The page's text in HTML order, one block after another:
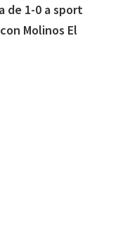
de 1-0 a sport
Molinos El